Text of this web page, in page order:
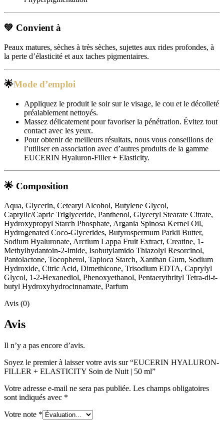
💚 Convient à
Peaux matures, sèches à très sèches, sujettes aux rides profondes, à
la perte d’élasticité et aux taches pigmentaires.
🌟Mode d’emploi
Appliquez le produit le soir sur le visage, le cou et le décolleté
préalablement nettoyés.
Massez délicatement pour favoriser la pénétration. Évitez tout
contact avec les yeux.
Pour obtenir de meilleurs résultats, nous vous conseillons de
l’utiliser en association avec d’autres produits de la gamme
EUCERIN Hyaluron-Filler + Elasticity.
🌟 Composition
Aqua, Glycerin, Cetearyl Alcohol, Butylene Glycol,
Caprylic/Capric Triglyceride, Panthenol, Glyceryl Stearate Citrate,
Hydroxypropyl Starch Phosphate, Argania Spinosa Kernel Oil,
Hydrogenated Coco-Glycerides, Butyrospermum Parkii Butter,
Sodium Hyaluronate, Arctium Lappa Fruit Extract, Creatine, 1-
Methylhydantoin-2-Imide, Isobutylamido Thiazolyl Resorcinol,
Pantolactone, Tocopherol, Tapioca Starch, Xanthan Gum, Sodium
Hydroxide, Citric Acid, Dimethicone, Trisodium EDTA, Caprylyl
Glycol, 1-2-Hexanediol, Phenoxyethanol, Pentaerythrityl Tetra-di-t-
butyl Hydroxyhydrocinnamate, Parfum
Avis (0)
Avis
Il n’y a pas encore d’avis.
Soyez le premier à laisser votre avis sur “EUCERIN HYALURON-
FILLER + ELASTICITY Soin de Nuit | 50 ml”
Votre adresse e-mail ne sera pas publiée. Les champs obligatoires
sont indiqués avec *
Votre note *